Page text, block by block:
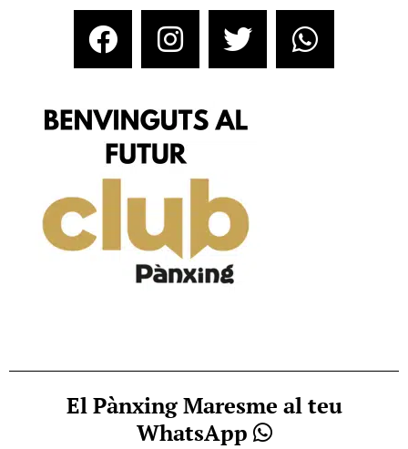
El Pànxing Maresme al teu
WhatsApp